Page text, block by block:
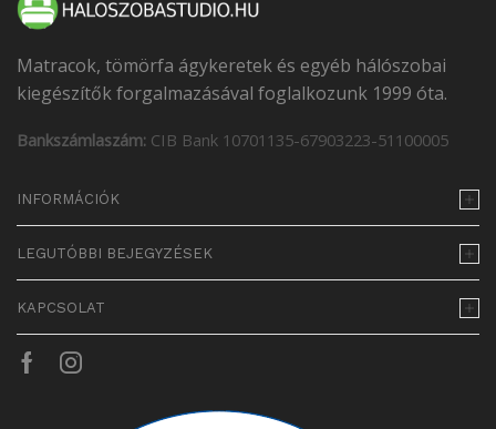
Matracok, tömörfa ágykeretek és egyéb hálószobai
kiegészítők forgalmazásával foglalkozunk 1999 óta.
Bankszámlaszám: CIB Bank 10701135-67903223-51100005
INFORMÁCIÓK
LEGUTÓBBI BEJEGYZÉSEK
KAPCSOLAT
FacebookInstagram